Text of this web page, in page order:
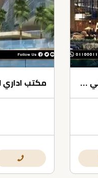
مكتب إداري للبيع بمساحة 29 متر مربع في مول انيكس 26 أكتوبر